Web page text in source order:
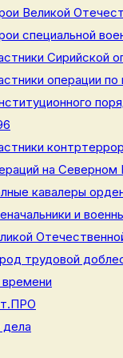
Великой
специальной
Сирийской
операции
на Северном
кавалеры
и
трудовой
времени